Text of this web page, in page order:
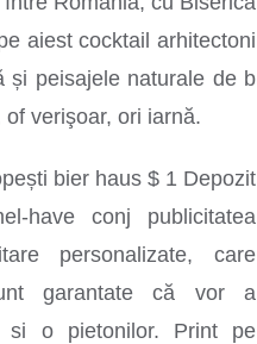
aiest cocktail arhitectoni
și peisajele naturale de b
verişoar, ori iarnă.
have conj publicitatea
personalizate, care
garantate că vor a
si o pietonilor. Print pe